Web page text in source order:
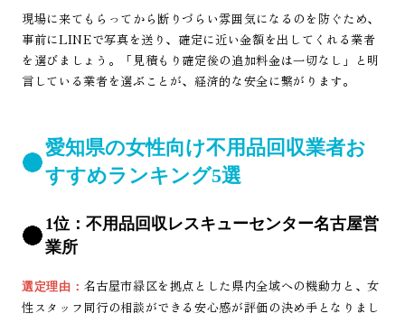
現場に来てもらってから断りづらい雰囲気になるのを防ぐため、
事前にLINEで写真を送り、確定に近い金額を出してくれる業者
を選びましょう。「見積もり確定後の追加料金は一切なし」と明
言している業者を選ぶことが、経済的な安全に繋がります。
愛知県の女性向け不用品回収業者お
すすめランキング5選
1位：不用品回収レスキューセンター名古屋営
業所
選定理由： 名古屋市緑区を拠点とした県内全域への機動力と、女
性スタッフ同行の相談ができる安心感が評価の決め手となりまし